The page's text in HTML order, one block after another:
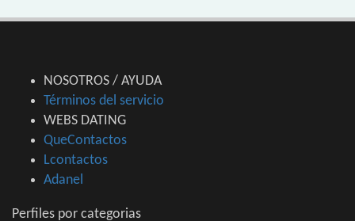
NOSOTROS / AYUDA
Términos del servicio
WEBS DATING
QueContactos
Lcontactos
Adanel
Perfiles por categorias